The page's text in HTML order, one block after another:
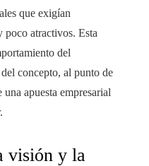
que exigían
poco atractivos. Esta
del
concepto, al punto de
apuesta empresarial
visión y la